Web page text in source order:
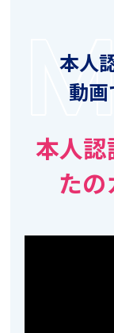
本人
動
本人
たの